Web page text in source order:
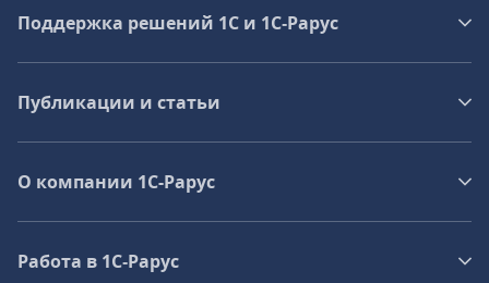
Поддержка решений 1С и 1С‑Рарус
Публикации и статьи
О компании 1C-Рарус
Работа в 1С‑Рарус